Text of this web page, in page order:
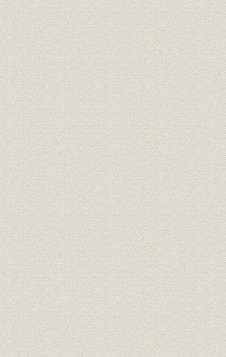
第1節 山高ければ谷深し
第2節 新経営体制の発足と「ふるさと銀行再構築」
第3節 信託業務への参入
第4節 金利自由化の中の営業展開
第5節 国際化への対応
第6節 端末機の更改と事務処理の効率化
第7節 住宅金融専門会社(住専)問題とリスク管理体制の整備
第8節 就業体制、研修制度、福利厚生
第9節 業績推移
終章 21世紀への飛翔
口絵
主要参考文献・資料
表目次1(頁順)
表目次2(項目別)
頭取発言
事項目次
監修を終えて(山口大学経済学部教授 吉村弘)